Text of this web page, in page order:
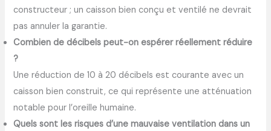
constructeur ; un caisson bien conçu et ventilé ne devrait
pas annuler la garantie.
Combien de décibels peut-on espérer réellement réduire
?
Une réduction de 10 à 20 décibels est courante avec un
caisson bien construit, ce qui représente une atténuation
notable pour l’oreille humaine.
Quels sont les risques d’une mauvaise ventilation dans un